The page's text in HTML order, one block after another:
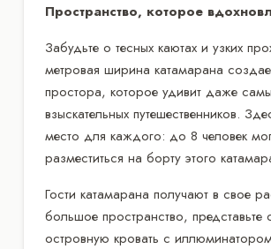
Пространство, которое
Забудьте о тесных каютах и узких
метровая ширина катамарана
простора, которое удивит даже
взыскательных путешественников.
место для каждого: до 8 человек
разместиться на борту этого
Гости катамарана получают в свое
большое пространство, представьте
островную кровать с